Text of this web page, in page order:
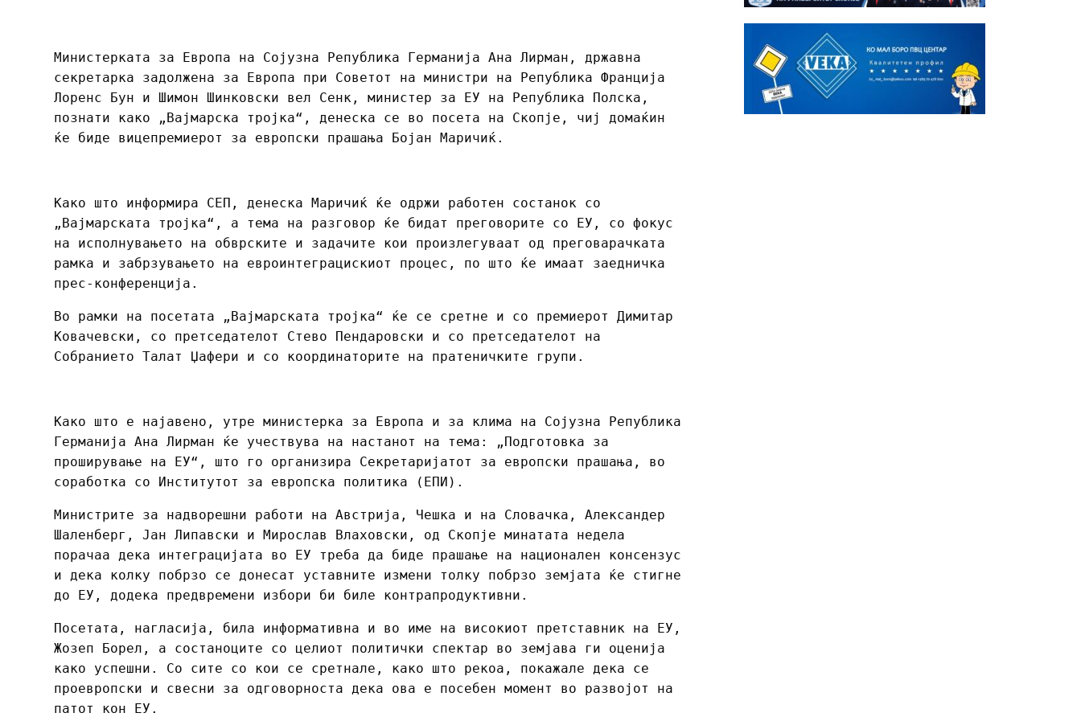
Министерката за Европа на Сојузна Република Германија Ана Лирман, државна
секретарка задолжена за Европа при Советот на министри на Република Франција
Лоренс Бун и Шимон Шинковски вел Сенк, министер за ЕУ на Република Полска,
познати како „Вајмарска тројка“, денеска се во посета на Скопје, чиј домаќин
ќе биде вицепремиерот за европски прашања Бојан Маричиќ.
Како што информира СЕП, денеска Маричиќ ќе одржи работен состанок со
„Вајмарската тројка“, а тема на разговор ќе бидат преговорите со ЕУ, со фокус
на исполнувањето на обврските и задачите кои произлегуваат од преговарачката
рамка и забрзувањето на евроинтеграцискиот процес, по што ќе имаат заедничка
прес-конференција.
Во рамки на посетата „Вајмарската тројка“ ќе се сретне и со премиерот Димитар
Ковачевски, со претседателот Стево Пендаровски и со претседателот на
Собранието Талат Џафери и со координаторите на пратеничките групи.
Како што е најавено, утре министерка за Европа и за клима на Сојузна Република
Германија Ана Лирман ќе учествува на настанот на тема: „Подготовка за
проширување на ЕУ“, што го организира Секретаријатот за европски прашања, во
соработка со Институтот за европска политика (ЕПИ).
Министрите за надворешни работи на Австрија, Чешка и на Словачка, Александер
Шаленберг, Јан Липавски и Мирослав Влаховски, од Скопје минатата недела
порачаа дека интеграцијата во ЕУ треба да биде прашање на национален консензус
и дека колку побрзо се донесат уставните измени толку побрзо земјата ќе стигне
до ЕУ, додека предвремени избори би биле контрапродуктивни.
Посетата, нагласија, била информативна и во име на високиот претставник на ЕУ,
Жозеп Борел, а состаноците со целиот политички спектар во земјава ги оценија
како успешни. Со сите со кои се сретнале, како што рекоа, покажале дека се
проевропски и свесни за одговорноста дека ова е посебен момент во развојот на
патот кон ЕУ.